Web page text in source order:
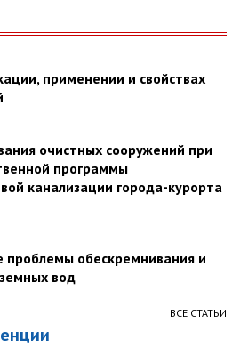
применении и свойствах
очистных сооружений при
программы
канализации города-курорта
проблемы обескремнивания и
вод
ВСЕ СТАТЬИ